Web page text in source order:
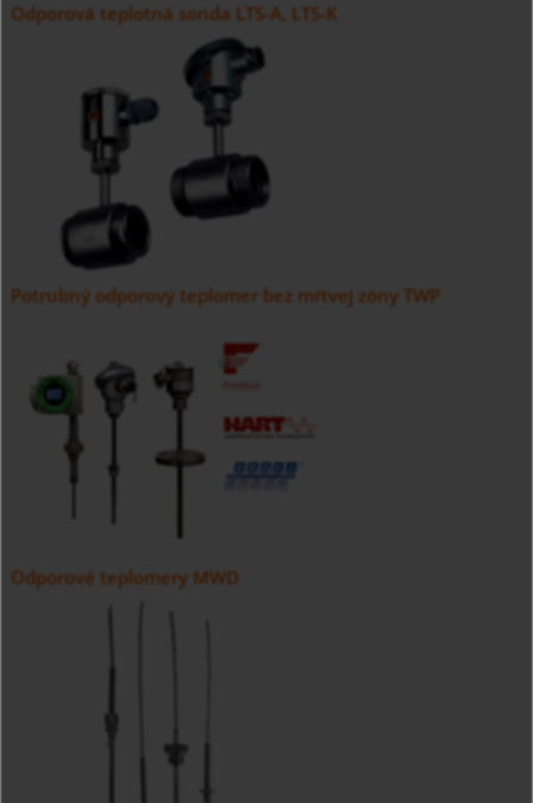
Odporová teplotná sonda LTS-A, LTS-K
Potrubný odporový teplomer bez mŕtvej zóny TWP
Odporové teplomery MWD